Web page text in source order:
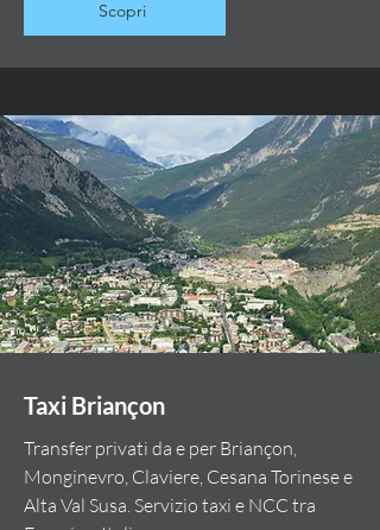
Scopri
Taxi Briançon
Transfer privati da e per Briançon,
Monginevro, Claviere, Cesana Torinese e
Alta Val Susa. Servizio taxi e NCC tra